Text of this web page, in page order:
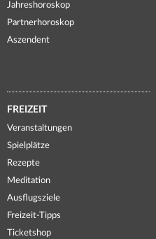
Jahreshoroskop
Partnerhoroskop
Aszendent
FREIZEIT
Veranstaltungen
Spielplätze
Rezepte
Meditation
Ausflugsziele
Freizeit-Tipps
Ticketshop